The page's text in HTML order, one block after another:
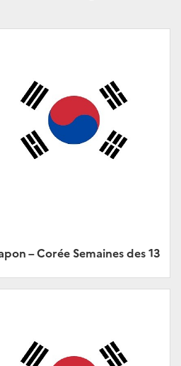
– Corée Semaines des 13